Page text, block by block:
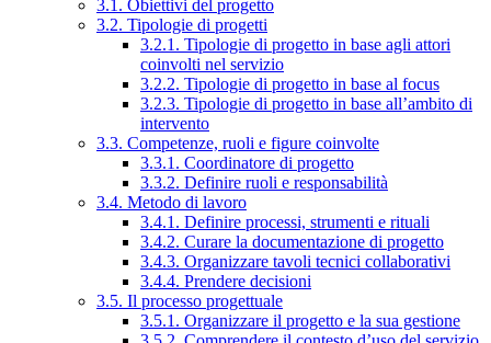
3.1. Obiettivi del progetto
3.2. Tipologie di progetti
3.2.1. Tipologie di progetto in base agli attori
coinvolti nel servizio
3.2.2. Tipologie di progetto in base al focus
3.2.3. Tipologie di progetto in base all’ambito di
intervento
3.3. Competenze, ruoli e figure coinvolte
3.3.1. Coordinatore di progetto
3.3.2. Definire ruoli e responsabilità
3.4. Metodo di lavoro
3.4.1. Definire processi, strumenti e rituali
3.4.2. Curare la documentazione di progetto
3.4.3. Organizzare tavoli tecnici collaborativi
3.4.4. Prendere decisioni
3.5. Il processo progettuale
3.5.1. Organizzare il progetto e la sua gestione